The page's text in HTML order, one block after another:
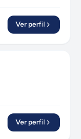
Ver perfil
Ver perfil